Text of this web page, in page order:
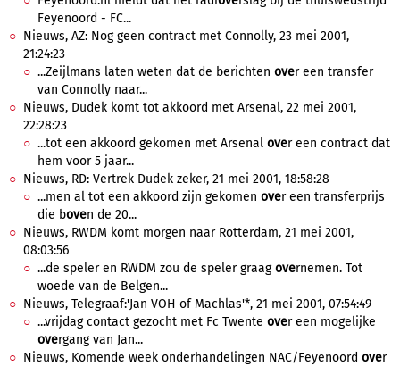
Feyenoord - FC...
Nieuws, AZ: Nog geen contract met Connolly, 23 mei 2001,
21:24:23
...Zeijlmans laten weten dat de berichten over een transfer
van Connolly naar...
Nieuws, Dudek komt tot akkoord met Arsenal, 22 mei 2001,
22:28:23
...tot een akkoord gekomen met Arsenal over een contract dat
hem voor 5 jaar...
Nieuws, RD: Vertrek Dudek zeker, 21 mei 2001, 18:58:28
...men al tot een akkoord zijn gekomen over een transferprijs
die boven de 20...
Nieuws, RWDM komt morgen naar Rotterdam, 21 mei 2001,
08:03:56
...de speler en RWDM zou de speler graagovernemen. Tot
woede van de Belgen...
Nieuws, Telegraaf:'Jan VOH of Machlas'*, 21 mei 2001, 07:54:49
...vrijdag contact gezocht met Fc Twente over een mogelijke
overgang van Jan...
Nieuws, Komende week onderhandelingen NAC/Feyenoord over